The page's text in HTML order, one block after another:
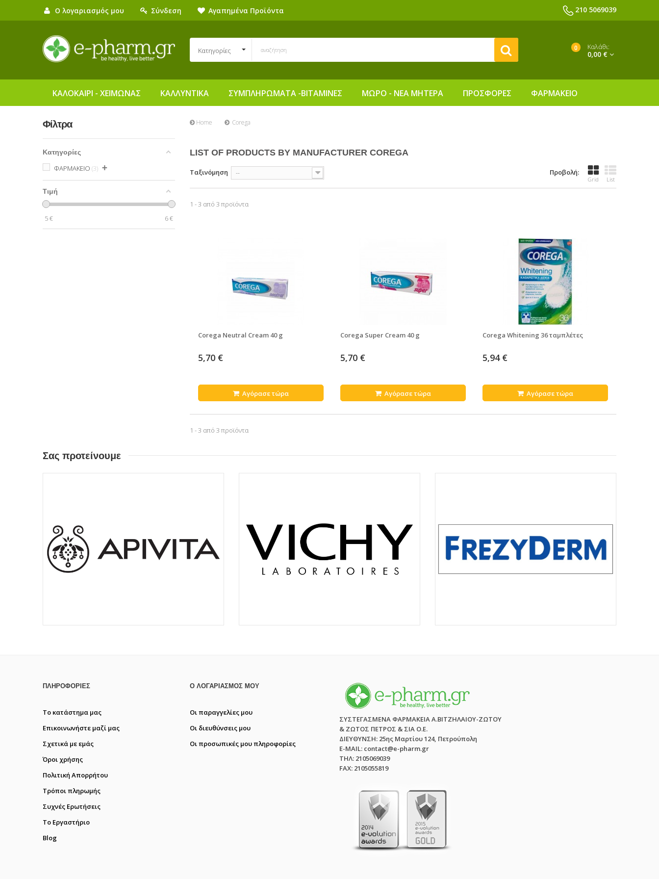
Ο λογαριασμός μου Σύνδεση Αγαπημένα Προϊόντα 210 5069039
Κατηγορίες 0 Καλάθι:
0,00 €
ΚΑΛΟΚΑΙΡΙ - ΧΕΙΜΩΝΑΣ ΚΑΛΛΥΝΤΙΚΑ ΣΥΜΠΛΗΡΩΜΑΤΑ -ΒΙΤΑΜΙΝΕΣ ΜΩΡΟ - ΝΕΑ ΜΗΤΕΡΑ ΠΡΟΣΦΟΡΕΣ ΦΑΡΜΑΚΕΙΟ
Φίλτρα
Κατηγορίες
ΦΑΡΜΑΚΕΙΟ 3 +
Τιμή
5€ 6€
Home Corega
LIST OF PRODUCTS BY MANUFACTURER COREGA
Προβολή:
Grid List
Ταξινόμηση --
1 - 3 από 3 προϊόντα
Corega Neutral Cream 40 g
5,70 €
Αγόρασε τώρα
Corega Super Cream 40 g
5,70 €
Αγόρασε τώρα
Corega Whitening 36 ταμπλέτες
5,94 €
Αγόρασε τώρα
1 - 3 από 3 προϊόντα
Σας προτείνουμε
ΠΛΗΡΟΦΟΡΊΕΣ
Το κατάστημα μας
Επικοινωνήστε μαζί μας
Σχετικά με εμάς
Όροι χρήσης
Πολιτική Απορρήτου
Τρόποι πληρωμής
Συχνές Ερωτήσεις
Το Εργαστήριο
Blog
Ο ΛΟΓΑΡΙΑΣΜΌΣ ΜΟΥ
Οι παραγγελίες μου
Οι διευθύνσεις μου
Οι προσωπικές μου πληροφορίες
ΣΥΣΤΕΓΑΣΜΕΝΑ ΦΑΡΜΑΚΕΙΑ Α.ΒΙΤΖΗΛΑΙΟΥ-ΖΩΤΟΥ
& ΖΩΤΟΣ ΠΕΤΡΟΣ & ΣΙΑ Ο.Ε.
ΔΙΕΥΘΥΝΣΗ: 25ης Μαρτίου 124, Πετρούπολη
E-MAIL: contact@e-pharm.gr
ΤΗΛ: 2105069039
FAX: 2105055819